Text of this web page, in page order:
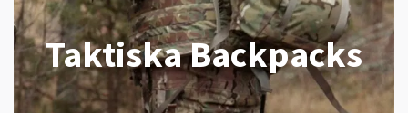
Taktiska Backpacks